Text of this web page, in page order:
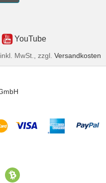
YouTube
inkl. MwSt., zzgl. Versandkosten